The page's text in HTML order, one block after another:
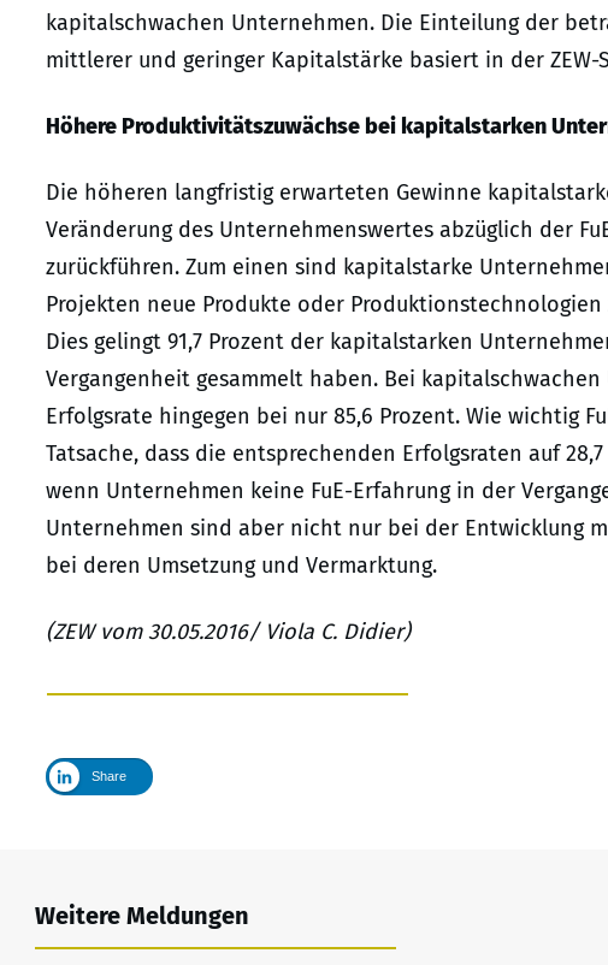
kapitalschwachen Unternehmen. Die Einteilung der
mittlerer und geringer Kapitalstärke basiert in der
Höhere Produktivitätszuwächse bei kapitalstarken
Die höheren langfristig erwarteten Gewinne
Veränderung des Unternehmenswertes abzüglich der
zurückführen. Zum einen sind kapitalstarke
Projekten neue Produkte oder
Dies gelingt 91,7 Prozent der kapitalstarken
Vergangenheit gesammelt haben. Bei
Erfolgsrate hingegen bei nur 85,6 Prozent. Wie wichtig
Tatsache, dass die entsprechenden Erfolgsraten auf
wenn Unternehmen keine FuE-Erfahrung in der
Unternehmen sind aber nicht nur bei der Entwicklung
bei deren Umsetzung und Vermarktung.
(ZEW vom 30.05.2016/ Viola C. Didier)
Share
Weitere Meldungen